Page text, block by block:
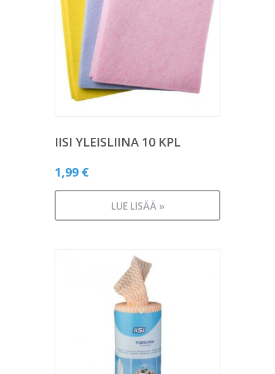
IISI YLEISLIINA 10 KPL
1,99 €
LUE LISÄÄ »